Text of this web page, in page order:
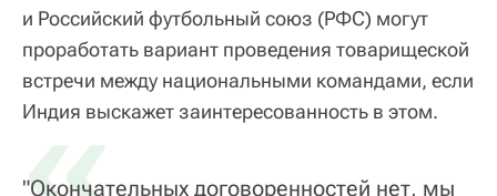
и Российский футбольный союз (РФС) могут
проработать вариант проведения товарищеской
встречи между национальными командами, если
Индия выскажет заинтересованность в этом.
"Окончательных договоренностей нет, мы